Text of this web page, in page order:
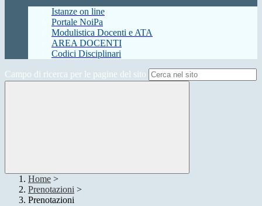
Istanze on line
Portale NoiPa
Modulistica Docenti e ATA
AREA DOCENTI
Codici Disciplinari
Campo di ricerca per le pagine del sito
Home >
Prenotazioni >
Prenotazioni